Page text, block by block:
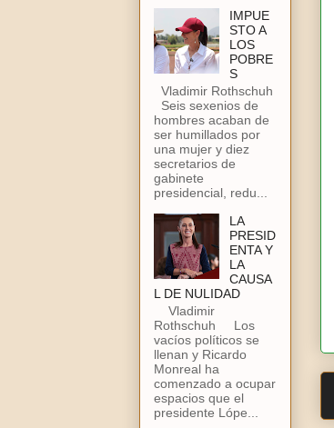
IMPUE
STO A
LOS
POBRE
S
Vladimir Rothschuh
Seis sexenios de
hombres acaban de
ser humillados por
una mujer y diez
secretarios de
gabinete
presidencial, redu...
LA
PRESID
ENTA Y
LA
CAUSA
L DE NULIDAD
Vladimir
Rothschuh Los
vacíos políticos se
llenan y Ricardo
Monreal ha
comenzado a ocupar
espacios que el
presidente Lópe...